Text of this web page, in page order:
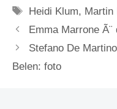
Tag
Heidi Klum, Martin
Emma Marrone
Stefano De
Belen: foto